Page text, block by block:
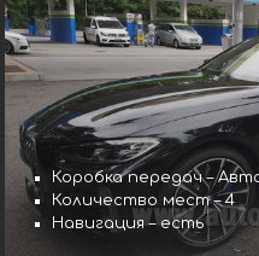
Коробка передач –
Количество мест – 4
Навигация – есть